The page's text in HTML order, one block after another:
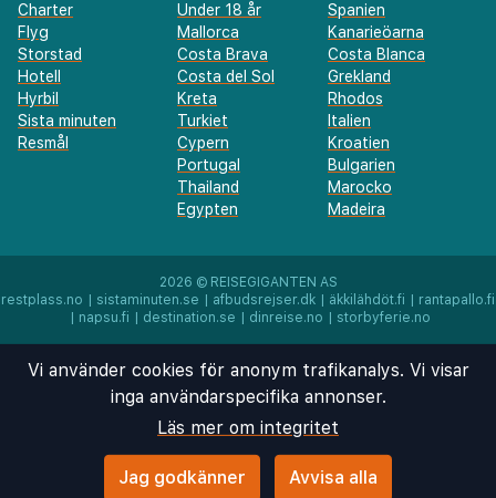
Charter
Flyg
Storstad
Hotell
Hyrbil
Sista minuten
Resmål
Under 18 år
Spanien
Mallorca
Kanarieöarna
Costa Brava
Costa Blanca
Costa del Sol
Grekland
Kreta
Rhodos
Turkiet
Italien
Cypern
Kroatien
Portugal
Bulgarien
Thailand
Marocko
Egypten
Madeira
2026 © REISEGIGANTEN AS
restplass.no
sistaminuten.se afbudsrejser.dk äkkilähdöt.fi
rantapallo.fi
napsu.fi destination.se dinreise.no storbyferie.no
Vi använder cookies för anonym trafikanalys. Vi visar
inga användarspecifika annonser.
Läs mer om integritet
Jag godkänner Avvisa alla